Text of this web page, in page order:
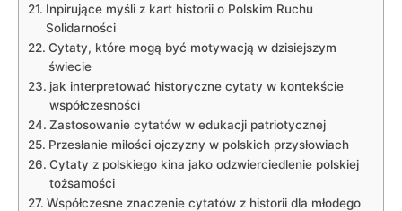
Inpirujące myśli z kart historii o Polskim Ruchu
Solidarności
Cytaty, które mogą być⁢ motywacją w⁣ dzisiejszym
świecie
jak interpretować historyczne cytaty w kontekście
współczesności
Zastosowanie ⁣cytatów w edukacji patriotycznej
Przesłanie miłości ojczyzny w polskich ‌przysłowiach
Cytaty‍ z ‌polskiego‍ kina jako ‍odzwierciedlenie polskiej
tożsamości
Współczesne znaczenie cytatów z⁢ historii dla młodego